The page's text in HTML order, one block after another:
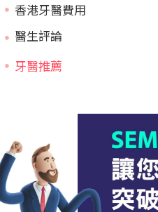
香港牙醫費用
牙醫推薦